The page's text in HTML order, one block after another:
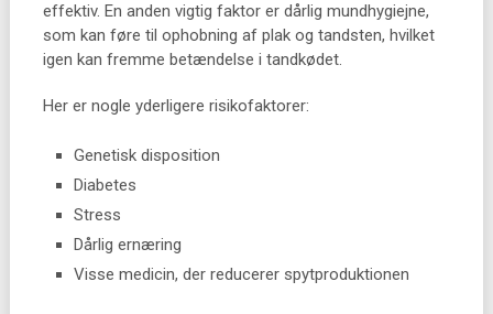
effektiv. En anden vigtig faktor er dårlig mundhygiejne,
som kan føre til ophobning af plak og tandsten, hvilket
igen kan fremme betændelse i tandkødet.
Her er nogle yderligere risikofaktorer:
Genetisk disposition
Diabetes
Stress
Dårlig ernæring
Visse medicin, der reducerer spytproduktionen